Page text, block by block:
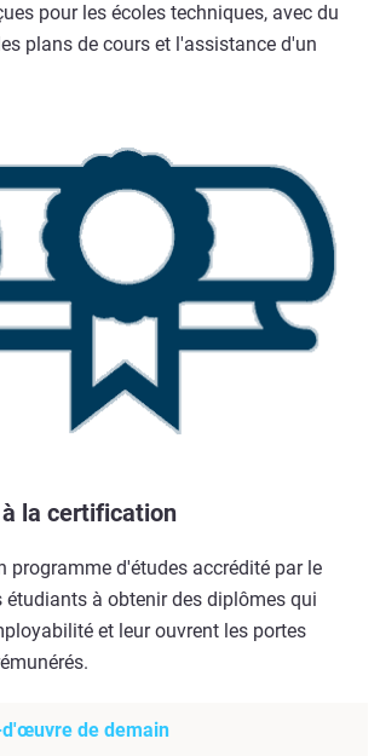
pour les écoles techniques, avec du
plans de cours et l'assistance d'un
la certification
programme d'études accrédité par le
étudiants à obtenir des diplômes qui
et leur ouvrent les portes
de demain